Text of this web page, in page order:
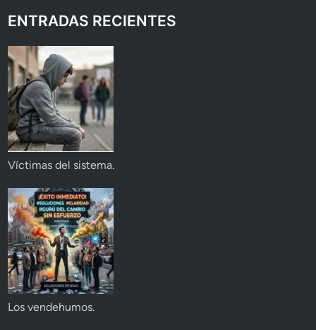
ENTRADAS RECIENTES
Víctimas del sistema.
Los vendehumos.